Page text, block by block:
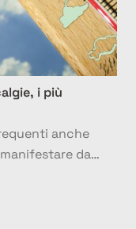
i più
anche
da…